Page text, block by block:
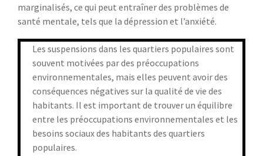
marginalisés, ce qui peut entraîner des problèmes de
santé mentale, tels que la dépression et l’anxiété.
Les suspensions dans les quartiers populaires sont
souvent motivées par des préoccupations
environnementales, mais elles peuvent avoir des
conséquences négatives sur la qualité de vie des
habitants. Il est important de trouver un équilibre
entre les préoccupations environnementales et les
besoins sociaux des habitants des quartiers
populaires.